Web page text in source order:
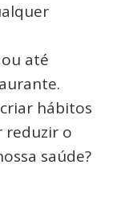
até
hábitos
reduzir o
saúde?